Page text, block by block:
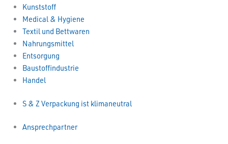
Kunststoff
Medical & Hygiene
Textil und Bettwaren
Nahrungsmittel
Entsorgung
Baustoffindustrie
Handel
S & Z Verpackung ist klimaneutral
Ansprechpartner